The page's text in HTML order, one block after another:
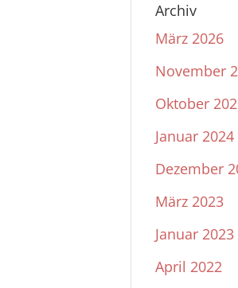
Archiv
März 2026
November
Oktober
Januar 2024
Dezember
März 2023
Januar 2023
April 2022